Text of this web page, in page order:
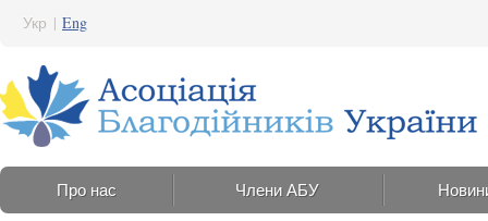
Укр | Eng
Про нас Члени АБУ